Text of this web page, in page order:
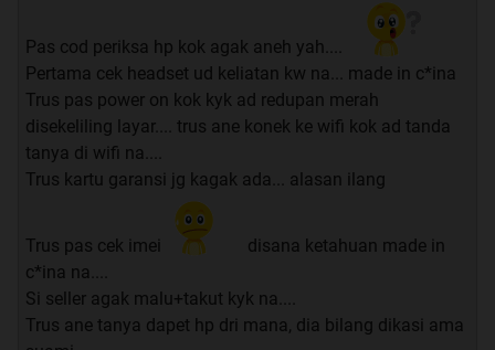
Pas cod periksa hp kok agak aneh yah....
Pertama cek headset ud keliatan kw na... made in c*ina
Trus pas power on kok kyk ad redupan merah
disekeliling layar.... trus ane konek ke wifi kok ad tanda
tanya di wifi na....
Trus kartu garansi jg kagak ada... alasan ilang
Trus pas cek imei
disana ketahuan made in
c*ina na....
Si seller agak malu+takut kyk na....
Trus ane tanya dapet hp dri mana, dia bilang dikasi ama